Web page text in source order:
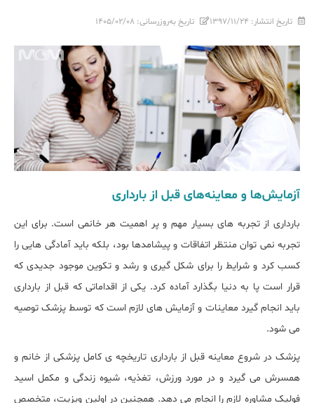
تاریخ انتشار: ۱۳۹۷/۱۱/۲۴ تاریخ به‌روزرسانی: ۱۴۰۵/۰۲/۰۸
آزمایش‌ها و معاینه‌های قبل از بارداری
بارداری از تجربه های بسیار مهم و پر اهمیت هر خانمی است. برای این
تجربه نمی توان منتظر اتفاقات و پیشامدها بود، بلکه باید آمادگی هایی را
کسب کرد و شرایط را برای شکل گیری و رشد و تکوین موجود جدیدی که
قرار است پا به دنیا بگذارد آماده کرد. یکی از اقداماتی که قبل از بارداری
باید انجام گیرد معاینات و آزمایش های لازم است که توسط پزشک توصیه
می شود.
پزشک در شروع معاینه قبل از بارداری تاریخچه ی کامل پزشکی از خانم و
همسرش می گیرد و در مورد ورزش، تغذیه، شیوه زندگی و مکمل اسید
فولیک مشاوره لازم را انجام می دهد. همچنین در اولین ویزیت، متخصص